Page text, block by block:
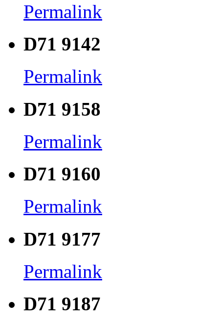
Permalink
D71 9142
Permalink
D71 9158
Permalink
D71 9160
Permalink
D71 9177
Permalink
D71 9187